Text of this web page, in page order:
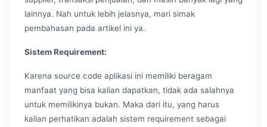
lainnya. Nah untuk lebih jelasnya, mari simak
pembahasan pada artikel ini ya.
Sistem Requirement:
Karena source code aplikasi ini memiliki beragam
manfaat yang bisa kalian dapatkan, tidak ada salahnya
untuk memilikinya bukan. Maka dari itu, yang harus
kalian perhatikan adalah sistem requirement sebagai